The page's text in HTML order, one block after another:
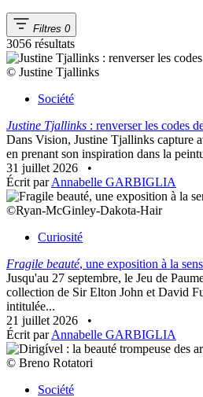
Filtres 0
3056 résultats
© Justine Tjallinks
Société
Justine Tjallinks : renverser les codes
Dans Vision, Justine Tjallinks capture
en prenant son inspiration dans la
31 juillet 2026
•
Écrit parAnnabelle GARBIGLIA
©Ryan-McGinley-Dakota-Hair
Curiosité
Fragile beauté, une exposition à la
Jusqu'au 27 septembre, le Jeu de
collection de Sir Elton John et David
intitulée...
21 juillet 2026
•
Écrit parAnnabelle GARBIGLIA
© Breno Rotatori
Société